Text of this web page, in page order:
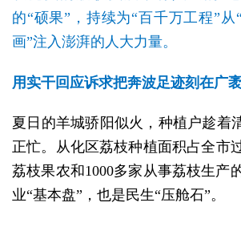
的“硕果”，持续为“百千万工程”从
画”注入澎湃的人大力量。
用实干回应诉求把奔波足迹刻在广
夏日的羊城骄阳似火，种植户趁着
正忙。从化区荔枝种植面积占全市
荔枝果农和1000多家从事荔枝生产
业“基本盘”，也是民生“压舱石”。